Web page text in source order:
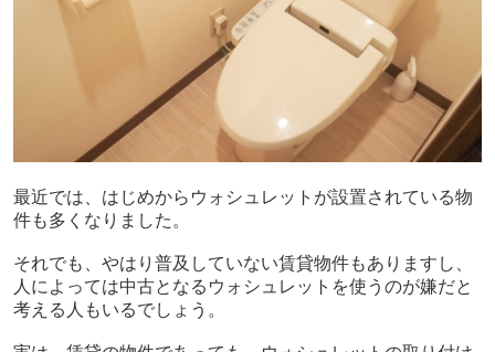
最近では、はじめからウォシュレットが設置されている物
件も多くなりました。
それでも、やはり普及していない賃貸物件もありますし、
人によっては中古となるウォシュレットを使うのが嫌だと
考える人もいるでしょう。